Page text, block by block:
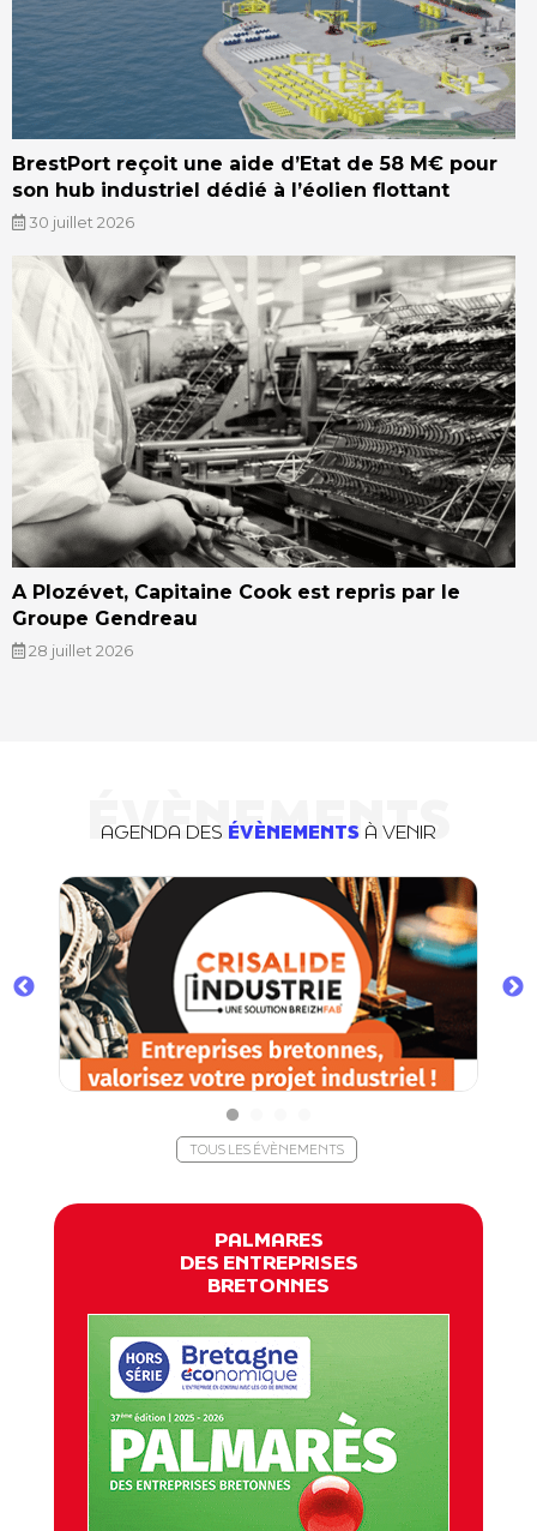
BrestPort reçoit une aide d’Etat de 58 M€ pour
son hub industriel dédié à l’éolien flottant
30 juillet 2026
A Plozévet, Capitaine Cook est repris par le
Groupe Gendreau
28 juillet 2026
ÉVÈNEMENTS
AGENDA DES ÉVÈNEMENTS À VENIR
TOUS LES ÉVÈNEMENTS
PALMARES
DES ENTREPRISES
BRETONNES